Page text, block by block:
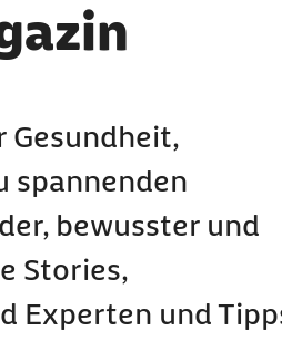
spannenden
bewusster und
Stories,
Experten und